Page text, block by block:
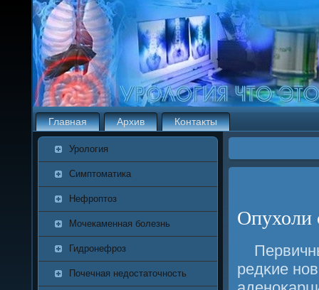
Главная Архив Контакты
Урология
Симптоматика
Нефроптоз
Мочекаменная болезнь
Гидронефроз
Почечная недостаточность
Опухоли
редκие